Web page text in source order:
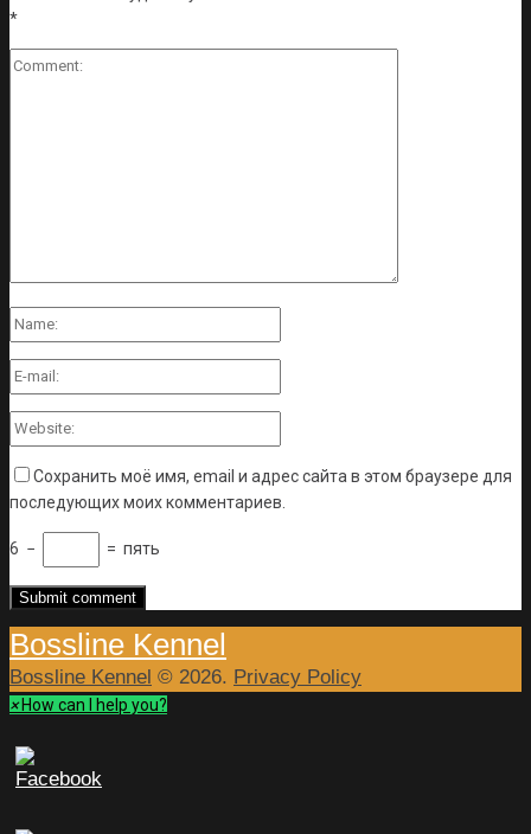
*
Сохранить моё имя, email и адрес сайта в этом браузере для
последующих моих комментариев.
6 − = пять
Bossline Kennel
Bossline Kennel © 2026. Privacy Policy
× How can I help you?